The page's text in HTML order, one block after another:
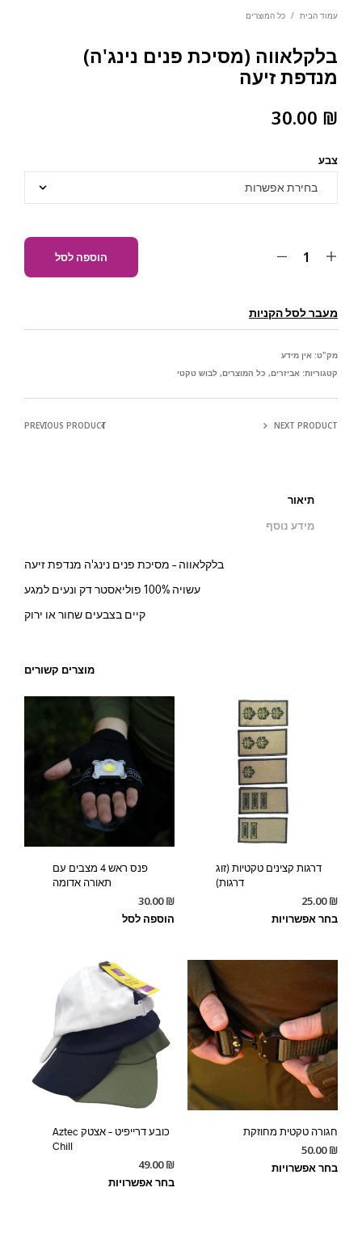
עמוד הבית / כל המוצרים
בלקלאווה (מסיכת פנים נינג'ה)
מנדפת זיעה
30.00 ₪
צבע
הוספה לסל
מעבר לסל הקניות
מק"ט: אין מידע
קטגוריות: אביזרים, כל המוצרים, לבוש טקטי
PREVIOUS PRODUCT NEXT PRODUCT
תיאור
מידע נוסף
בלקלאווה – מסיכת פנים נינג'ה מנדפת זיעה
עשויה 100% פוליאסטר דק ונעים למגע
קיים בצבעים שחור או ירוק
מוצרים קשורים
דרגות קצינים טקטיות (זוג
דרגות)
25.00₪
בחר אפשרויות
פנס ראש 4 מצבים עם
תאורה אדומה
30.00₪
הוספה לסל
חגורה טקטית מחוזקת
50.00₪
בחר אפשרויות
כובע דרייפיט – אצטק Aztec
Chill
49.00₪
בחר אפשרויות